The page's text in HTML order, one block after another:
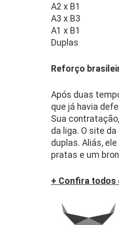
A2 x B1
A3 x B3
A1 x B1
Duplas
Reforço
Após duas
que já havia
Sua
da liga. O site
duplas. Aliás,
pratas e um
+ Confira todos